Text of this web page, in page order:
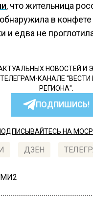
, что жительница
в конфете
и едва не
НОВОСТЕЙ И
КАНАЛЕ
РЕГИОНА".
ПОДПИШИСЬ!
НА
ДЗЕН